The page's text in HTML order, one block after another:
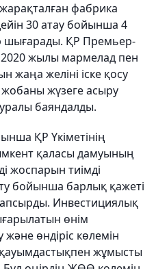
фабрика
30 атау бойынша 4
шығарады. ҚР Премьер-
жылы мармелад пен
жаңа желіні іске қосу
жүзеге асыру
баяндалды.
ҚР Үкіметінің
қаласы дамуының
жоспарын тиімді
бойынша барлық қажеті
Инвестициялық
өнім
өндіріс көлемін
жұмысты